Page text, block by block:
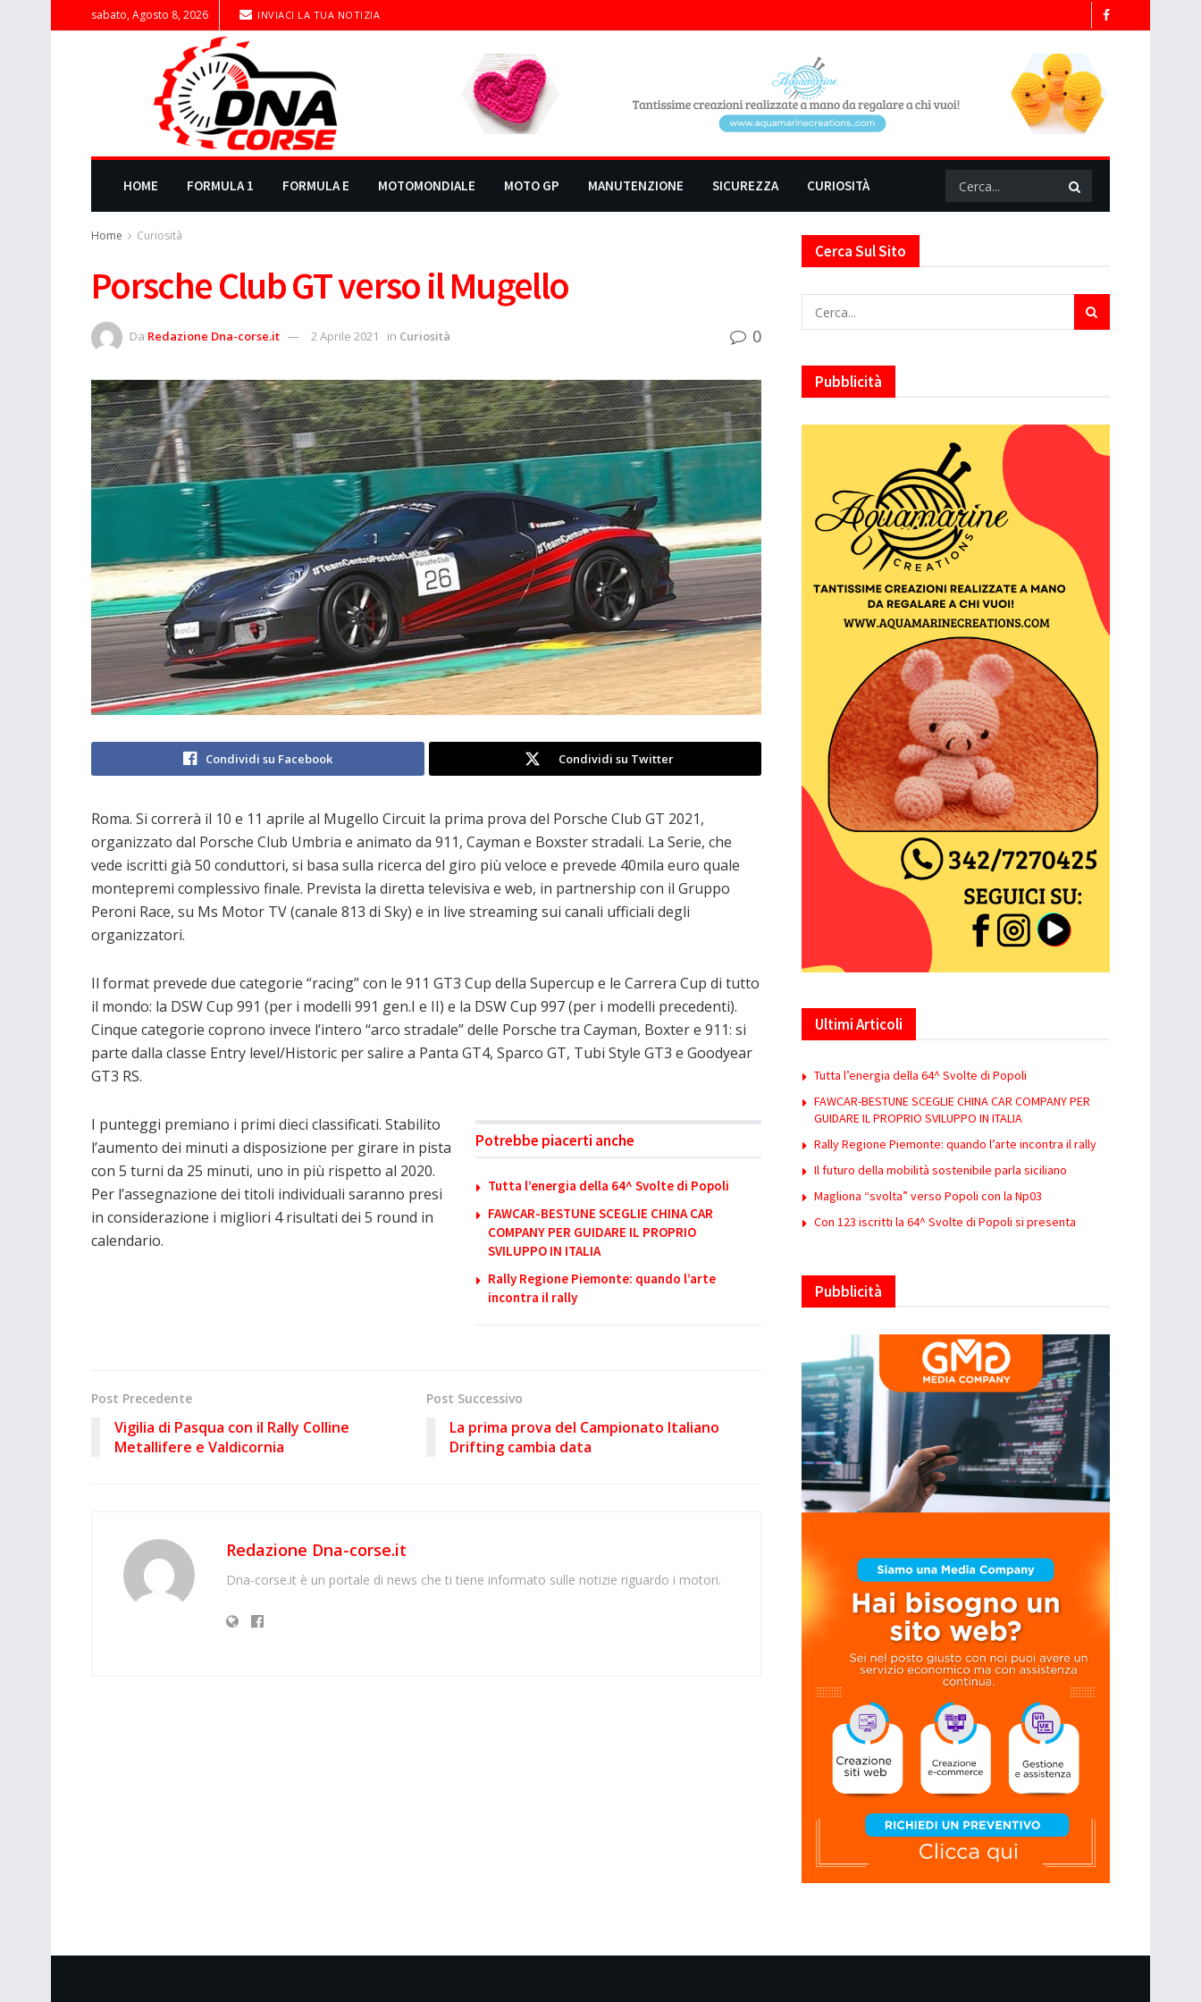
sabato, Agosto 8, 2026 INVIACI LA TUA NOTIZIA
HOME FORMULA 1 FORMULA E MOTOMONDIALE MOTO GP MANUTENZIONE SICUREZZA CURIOSITÀ
Home Curiosità
Porsche Club GT verso il Mugello
Da Redazione Dna-corse.it 2 Aprile 2021 in Curiosità 0
Condividi su Facebook Condividi su Twitter
Roma. Si correrà il 10 e 11 aprile al Mugello Circuit la prima prova del Porsche Club GT 2021,
organizzato dal Porsche Club Umbria e animato da 911, Cayman e Boxster stradali. La Serie, che
vede iscritti già 50 conduttori, si basa sulla ricerca del giro più veloce e prevede 40mila euro quale
montepremi complessivo finale. Prevista la diretta televisiva e web, in partnership con il Gruppo
Peroni Race, su Ms Motor TV (canale 813 di Sky) e in live streaming sui canali ufficiali degli
organizzatori.
Il format prevede due categorie “racing” con le 911 GT3 Cup della Supercup e le Carrera Cup di tutto
il mondo: la DSW Cup 991 (per i modelli 991 gen.I e II) e la DSW Cup 997 (per i modelli precedenti).
Cinque categorie coprono invece l’intero “arco stradale” delle Porsche tra Cayman, Boxter e 911: si
parte dalla classe Entry level/Historic per salire a Panta GT4, Sparco GT, Tubi Style GT3 e Goodyear
GT3 RS.
Potrebbe piacerti anche
Tutta l’energia della 64^ Svolte di Popoli
FAWCAR-BESTUNE SCEGLIE CHINA CAR
COMPANY PER GUIDARE IL PROPRIO
SVILUPPO IN ITALIA
Rally Regione Piemonte: quando l’arte
incontra il rally
I punteggi premiano i primi dieci classificati. Stabilito
l’aumento dei minuti a disposizione per girare in pista
con 5 turni da 25 minuti, uno in più rispetto al 2020.
Per l’assegnazione dei titoli individuali saranno presi
in considerazione i migliori 4 risultati dei 5 round in
calendario.
Post Precedente
Vigilia di Pasqua con il Rally Colline
Metallifere e Valdicornia
Post Successivo
La prima prova del Campionato Italiano
Drifting cambia data
Redazione Dna-corse.it
Dna-corse.it è un portale di news che ti tiene informato sulle notizie riguardo i motori.
Cerca Sul Sito
Pubblicità
Ultimi Articoli
Tutta l’energia della 64^ Svolte di Popoli
FAWCAR-BESTUNE SCEGLIE CHINA CAR COMPANY PER
GUIDARE IL PROPRIO SVILUPPO IN ITALIA
Rally Regione Piemonte: quando l’arte incontra il rally
Il futuro della mobilità sostenibile parla siciliano
Magliona “svolta” verso Popoli con la Np03
Con 123 iscritti la 64^ Svolte di Popoli si presenta
Pubblicità